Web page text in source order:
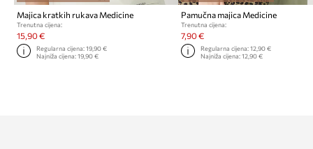
Majica kratkih rukava Medicine
Trenutna cijena:
15,90 €
Regularna cijena:19,90 €
Najniža cijena:19,90 €
Pamučna majica Medicine
Trenutna cijena:
7,90 €
Regularna cijena: 12,90 €
Najniža cijena: 12,90 €